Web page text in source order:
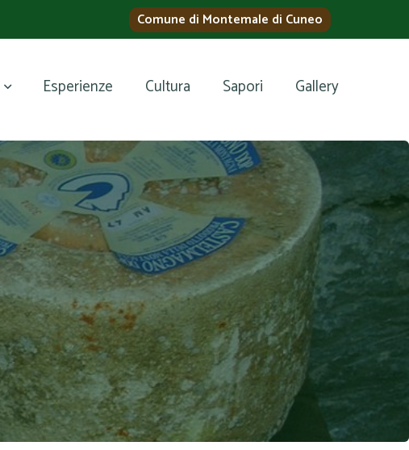
Comune di Montemale di Cuneo
Esperienze Cultura Sapori Gallery